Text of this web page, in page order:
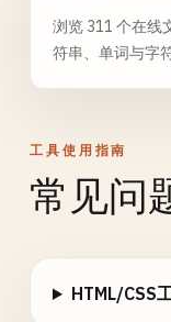
浏览 311 个在线
符串、单词与字
工具使用指南
常见问
HTML/CSS